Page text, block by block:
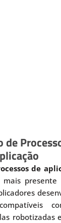
de
de
mais
robotizadas